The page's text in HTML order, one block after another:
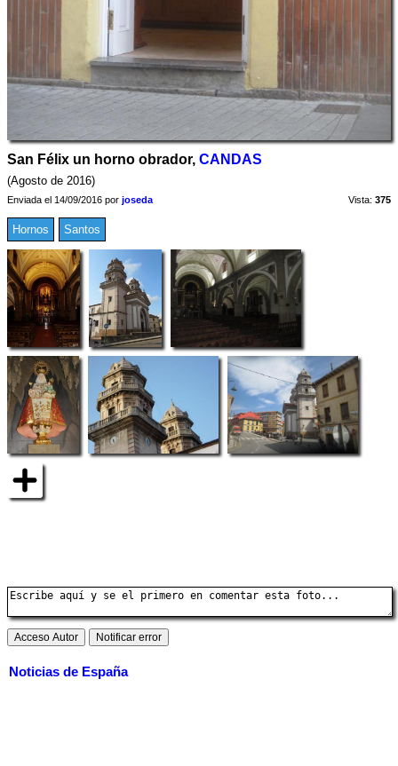
San Félix un horno obrador, CANDAS
(Agosto de 2016)
Enviada el 14/09/2016 por joseda Vista: 375
Hornos Santos
Noticias de España